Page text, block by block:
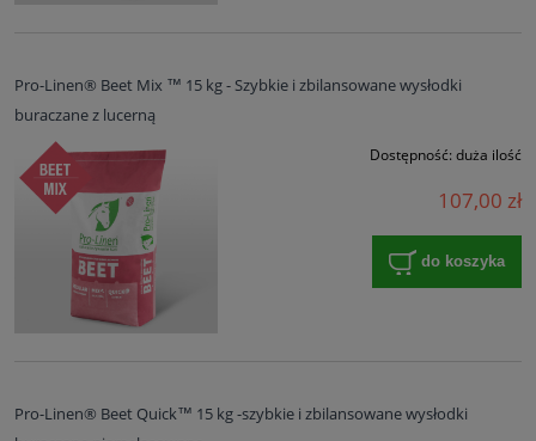
Pro-Linen® Beet Mix ™ 15 kg - Szybkie i zbilansowane wysłodki
buraczane z lucerną
Dostępność: duża ilość
107,00 zł
do koszyka
Pro-Linen® Beet Quick™ 15 kg -szybkie i zbilansowane wysłodki